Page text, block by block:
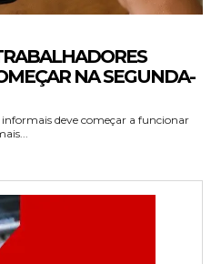
NA SEGUNDA-
deve começar a funcionar